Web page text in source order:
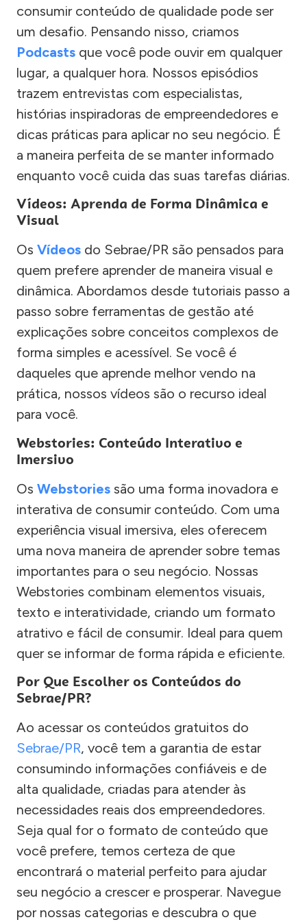
consumir conteúdo de qualidade pode ser
um desafio. Pensando nisso, criamos
Podcasts que você pode ouvir em qualquer
lugar, a qualquer hora. Nossos episódios
trazem entrevistas com especialistas,
histórias inspiradoras de empreendedores e
dicas práticas para aplicar no seu negócio. É
a maneira perfeita de se manter informado
enquanto você cuida das suas tarefas diárias.
Vídeos: Aprenda de Forma Dinâmica e
Visual
Os Vídeos do Sebrae/PR são pensados para
quem prefere aprender de maneira visual e
dinâmica. Abordamos desde tutoriais passo a
passo sobre ferramentas de gestão até
explicações sobre conceitos complexos de
forma simples e acessível. Se você é
daqueles que aprende melhor vendo na
prática, nossos vídeos são o recurso ideal
para você.
Webstories: Conteúdo Interativo e
Imersivo
Os Webstories são uma forma inovadora e
interativa de consumir conteúdo. Com uma
experiência visual imersiva, eles oferecem
uma nova maneira de aprender sobre temas
importantes para o seu negócio. Nossas
Webstories combinam elementos visuais,
texto e interatividade, criando um formato
atrativo e fácil de consumir. Ideal para quem
quer se informar de forma rápida e eficiente.
Por Que Escolher os Conteúdos do
Sebrae/PR?
Ao acessar os conteúdos gratuitos do
Sebrae/PR, você tem a garantia de estar
consumindo informações confiáveis e de
alta qualidade, criadas para atender às
necessidades reais dos empreendedores.
Seja qual for o formato de conteúdo que
você prefere, temos certeza de que
encontrará o material perfeito para ajudar
seu negócio a crescer e prosperar. Navegue
por nossas categorias e descubra o que